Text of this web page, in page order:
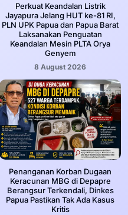
Perkuat Keandalan Listrik
Jayapura Jelang HUT ke-81 RI,
PLN UPK Papua dan Papua Barat
Laksanakan Penguatan
Keandalan Mesin PLTA Orya
Genyem
8 August 2026
Penanganan Korban Dugaan
Keracunan MBG di Depapre
Berangsur Terkendali, Dinkes
Papua Pastikan Tak Ada Kasus
Kritis